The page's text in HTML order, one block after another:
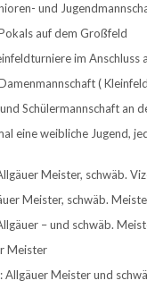
und
auf dem Großfeld
im
(
Schülermannschaft an
eine weibliche Jugend,
Meister, schwäb.
Meister, schwäb.
– und schwäb.
Meister
Allgäuer Meister und